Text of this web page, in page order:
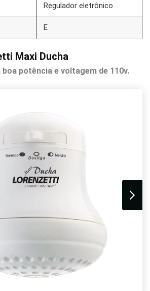
Regulador eletrônico
E
Maxi Ducha
boa potência e voltagem de 110v.